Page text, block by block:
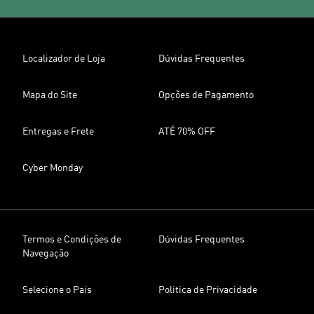
Localizador de Loja Dúvidas Frequentes
Mapa do Site Opções de Pagamento
Entregas e Frete ATÉ 70% OFF
Cyber Monday
Termos e Condições de
Navegação
Dúvidas Frequentes
Selecione o Pais Politica de Privacidade